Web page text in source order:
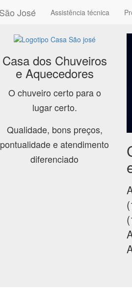
Assistência técnica
Casa dos Chuveiros
e Aquecedores
O chuveiro certo para o
lugar certo.
Qualidade, bons preços,
pontualidade e atendimento
diferenciado